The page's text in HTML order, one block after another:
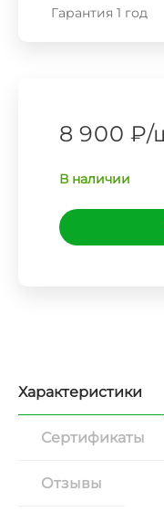
Гарантия 1 год
8 900 ₽/
В наличии
Характеристики
Сертификаты
Отзывы